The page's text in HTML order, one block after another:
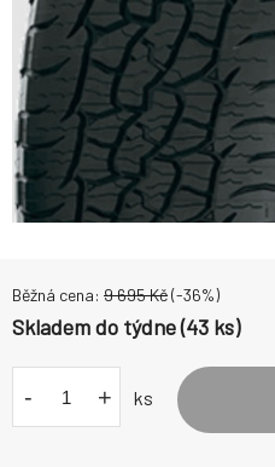
Běžná cena: 9 695Kč(-36%)
Skladem do týdne (43 ks)
- + ks